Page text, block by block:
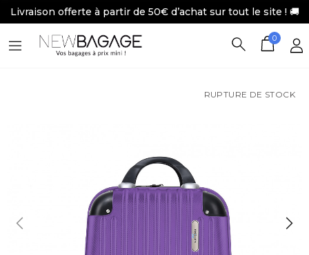
Livraison offerte à partir de 50€ d’achat sur tout le site ! 🚚
0
RUPTURE DE STOCK